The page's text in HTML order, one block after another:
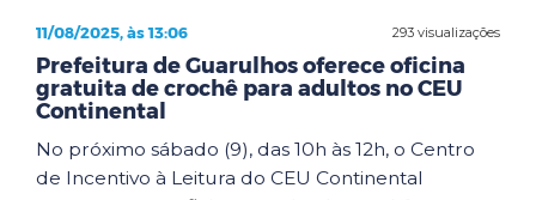
293 visualizações
11/08/2025, às 13:06
Prefeitura de Guarulhos oferece oficina
gratuita de crochê para adultos no CEU
Continental
No próximo sábado (9), das 10h às 12h, o Centro
de Incentivo à Leitura do CEU Continental